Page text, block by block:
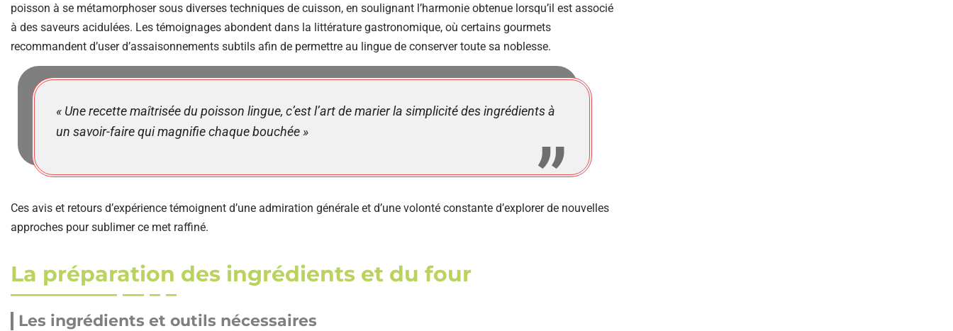
poisson à se métamorphoser sous diverses techniques de cuisson, en soulignant l’harmonie obtenue lorsqu’il est associé
à des saveurs acidulées. Les témoignages abondent dans la littérature gastronomique, où certains gourmets
recommandent d’user d’assaisonnements subtils afin de permettre au lingue de conserver toute sa noblesse.
« Une recette maîtrisée du poisson lingue, c’est l’art de marier la simplicité des ingrédients à
un savoir-faire qui magnifie chaque bouchée »
Ces avis et retours d’expérience témoignent d’une admiration générale et d’une volonté constante d’explorer de nouvelles
approches pour sublimer ce met raffiné.
La préparation des ingrédients et du four
Les ingrédients et outils nécessaires